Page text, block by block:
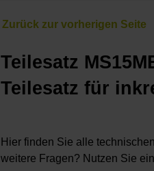
Teilesatz
Teilesatz für
Hier finden Sie alle
weitere Fragen? Nutzen Sie